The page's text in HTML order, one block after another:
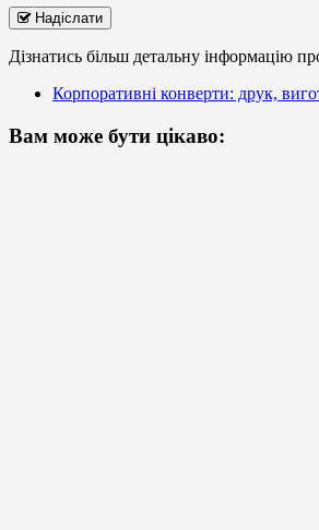
Надіслати
Дізнатись більш детальну інформацію
Корпоративні конверти: друк,
Вам може бути цікаво: